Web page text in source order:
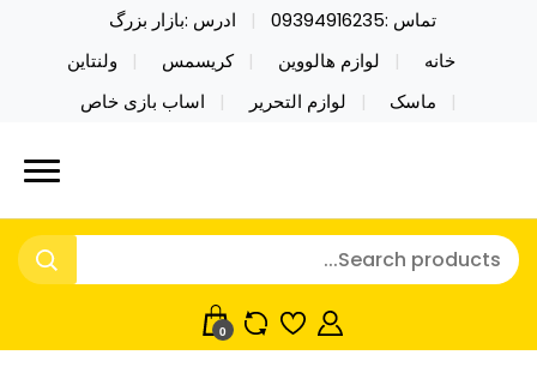
تماس :09394916235
ادرس :بازار بزرگ
خانه
لوازم هالووین کریسمس
ولنتاین
ماسک
لوازم التحریر اساب بازی خاص
نایکر توی فروش عمده لوازم هالووین
ولن تاین کادویی کریسمس اکسسوری
خرید محصولات خاص فیجت اسباب بازی تراول ماگ نایکر
توی فروش عمده لوازم هالووین ولن تاین کادویی
کریسمس اکسسوری ماسک در واردات مستقیم
0